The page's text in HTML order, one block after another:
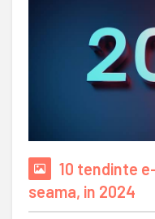
10 tendinte
seama, in 2024